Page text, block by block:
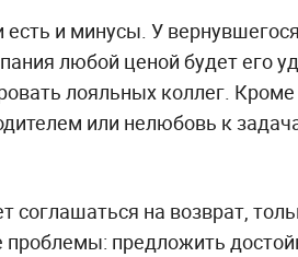
есть и минусы. У
любой ценой будет его
лояльных коллег. Кроме
или нелюбовь к
соглашаться на возврат,
предложить